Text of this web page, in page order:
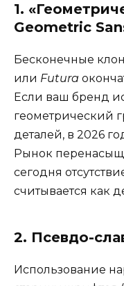
1.
Geometric
Бесконечные
или Futura
Если ваш бренд
геометрический
деталей, в 2026
Рынок
сегодня
считывается как
2. Псевдо-
Использование